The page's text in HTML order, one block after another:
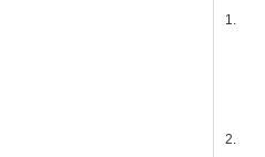
1.
2.